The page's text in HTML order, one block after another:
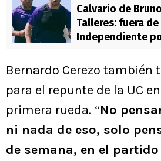
Calvario de
Talleres: fuera
Independiente
Bernardo Cerezo también
para el repunte de la UC
primera rueda. “No
ni nada de eso, solo
de semana, en el partido